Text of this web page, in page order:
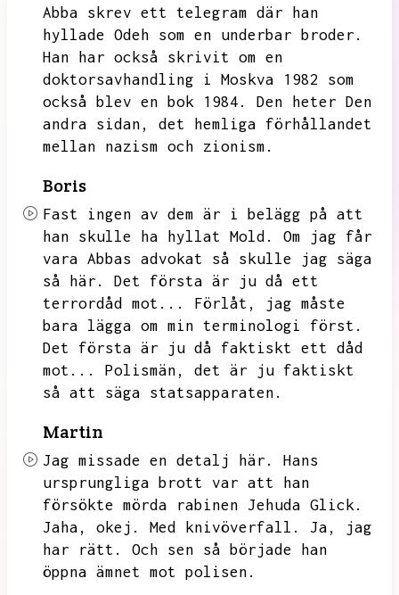
Abba skrev ett telegram där han
hyllade Odeh som en underbar broder.
Han har också skrivit om en
doktorsavhandling i Moskva 1982 som
också blev en bok 1984.
Den heter Den
andra sidan,
det hemliga förhållandet
mellan nazism och zionism.
Boris
Fast ingen av dem är i belägg på att
han skulle ha hyllat Mold.
Om jag får
vara Abbas advokat så skulle jag säga
så här.
Det första är ju då ett
terrordåd mot...
Förlåt,
jag måste
bara lägga om min terminologi först.
Det första är ju då faktiskt ett dåd
mot...
Polismän,
det är ju faktiskt
så att säga statsapparaten.
Martin
Jag missade en detalj här.
Hans
ursprungliga brott var att han
försökte mörda rabinen Jehuda Glick.
Jaha,
okej. Med knivöverfall. Ja,
jag
har rätt.
Och sen så började han
öppna ämnet mot polisen.